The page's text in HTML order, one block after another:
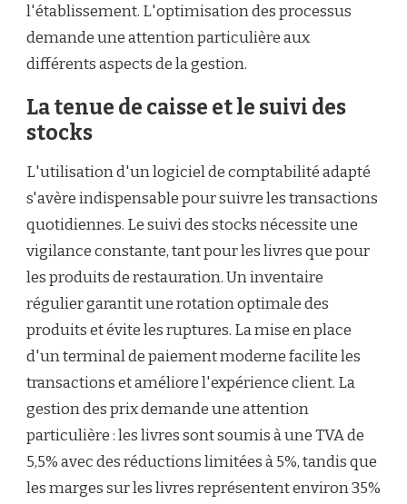
l'établissement. L'optimisation des processus
demande une attention particulière aux
différents aspects de la gestion.
La tenue de caisse et le suivi des
stocks
L'utilisation d'un logiciel de comptabilité adapté
s'avère indispensable pour suivre les transactions
quotidiennes. Le suivi des stocks nécessite une
vigilance constante, tant pour les livres que pour
les produits de restauration. Un inventaire
régulier garantit une rotation optimale des
produits et évite les ruptures. La mise en place
d'un terminal de paiement moderne facilite les
transactions et améliore l'expérience client. La
gestion des prix demande une attention
particulière : les livres sont soumis à une TVA de
5,5% avec des réductions limitées à 5%, tandis que
les marges sur les livres représentent environ 35%